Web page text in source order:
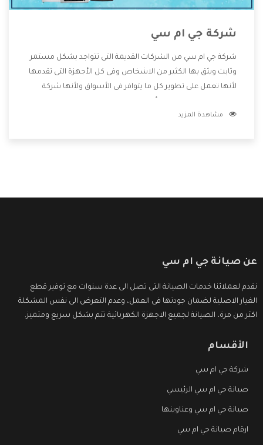
شركة جي ام سي
شركة جي ام سي من الشركات القديمة التى تتواجد بشكل مستمر
وثابت ويثق بها الكثير من الاشخاص وفى كل الأجهزة التى تقدمها
لأنها تعمل على تطوير كل ما يتوافر فى الأسواق ولأنها شركة
وتقدم للعملاء أقوى العروض والخصومات التى تسهل على
مشاهدة المزيد
عن صيانة جي ام سي
نقدم لعملائنا خدمات الصيانة التى تصل الى عدة سنوات مع توفير قطع
الغيار الاصلية لضمان جودتها فى العمل، وعدم التعرض الى نفس المشكلة
اكثر من مرة، الصيانة لجميع الاجهزة الكهربائية تتم بشكل سريع ومتميز.
الأقسام
شركة جي ام سي
صيانة جي ام سي الرئيسي
صيانة جي ام سي وعناوينها
ارقام صيانة جي ام سي